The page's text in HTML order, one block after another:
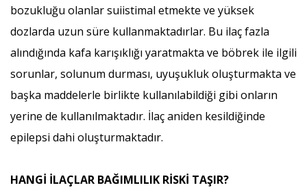
bozukluğu olanlar suiistimal etmekte ve yüksek
dozlarda uzun süre kullanmaktadırlar. Bu ilaç fazla
alındığında kafa karışıklığı yaratmakta ve böbrek ile ilgili
sorunlar, solunum durması, uyuşukluk oluşturmakta ve
başka maddelerle birlikte kullanılabildiği gibi onların
yerine de kullanılmaktadır. İlaç aniden kesildiğinde
epilepsi dahi oluşturmaktadır.
HANGİ İLAÇLAR BAĞIMLILIK RİSKİ TAŞIR?